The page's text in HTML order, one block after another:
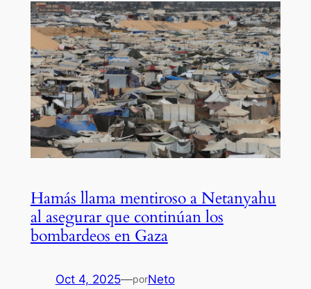
Hamás llama mentiroso a Netanyahu
al asegurar que continúan los
bombardeos en Gaza
Oct 4, 2025—porNeto